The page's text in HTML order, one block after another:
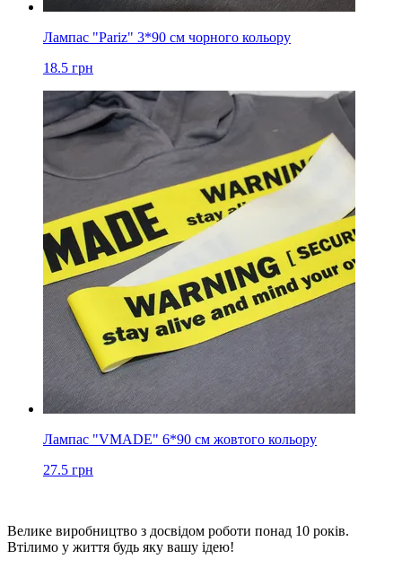
Лампас "Pariz" 3*90 см чорного кольору
18.5 грн
Лампас "VMADE" 6*90 см жовтого кольору
27.5 грн
Велике виробництво з досвідом роботи понад 10 років.
Втілимо у життя будь яку вашу ідею!